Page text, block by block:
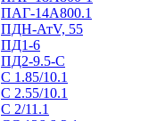
ПАГ-14А800.1
ПДН-АтV, 55
ПД1-6
ПД2-9.5-С
С 1.85/10.1
С 2.55/10.1
С 2/11.1